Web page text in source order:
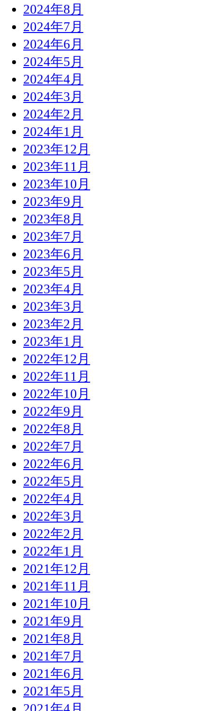
2024年8月
2024年7月
2024年6月
2024年5月
2024年4月
2024年3月
2024年2月
2024年1月
2023年12月
2023年11月
2023年10月
2023年9月
2023年8月
2023年7月
2023年6月
2023年5月
2023年4月
2023年3月
2023年2月
2023年1月
2022年12月
2022年11月
2022年10月
2022年9月
2022年8月
2022年7月
2022年6月
2022年5月
2022年4月
2022年3月
2022年2月
2022年1月
2021年12月
2021年11月
2021年10月
2021年9月
2021年8月
2021年7月
2021年6月
2021年5月